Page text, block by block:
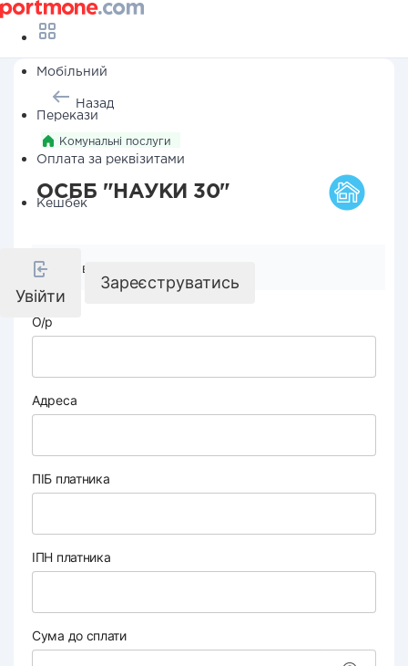
Мобільний
Перекази
Оплата за реквізитами
Кешбек
Увійти
Зареєструватись
Назад
Комунальні послуги
ОСББ "НАУКИ 30"
Реквізити компанії
О/р
Адреса
ПІБ платника
ІПН платника
Сума до сплати